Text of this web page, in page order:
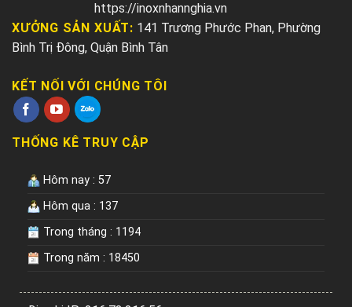
https://inoxnhannghia.vn
XƯỞNG SẢN XUẤT: 141 Trương Phước Phan, Phường
Bình Trị Đông, Quận Bình Tân
KẾT NỐI VỚI CHÚNG TÔI
THỐNG KÊ TRUY CẬP
Hôm nay : 57
Hôm qua : 137
Trong tháng : 1194
Trong năm : 18450